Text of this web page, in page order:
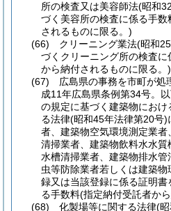
所の検査又は美容師法(昭和
づく美容所の検査に係る手数
されるものに限る。)
(66)
クリーニング業法(昭和
づくクリーニング所の検査に
から納付されるものに限る。)
(67)
広島県の事務を市町が処
成11年広島県条例第34号。
の規定に基づく建築物にお
る法律(昭和45年法律第20号)
者、建築物空気環境測定業者
清掃業者、建築物飲料水水
水槽清掃業者、建築物排水
虫等防除業者若しくは建築
録又は当該登録に係る証明
る手数料(指定納付受託者か
(68)
化製場等に関する法律(